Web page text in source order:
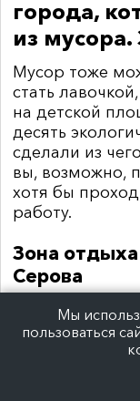
города,
из
Мусор тоже
стать
на детской
десять
сделали из
вы, возможно,
хотя бы
работу.
Зона отдыха
Серова
бульвар на
Мы
пользоваться